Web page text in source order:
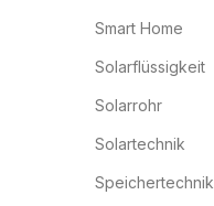
Smart Home
Solarflüssigkeit
Solarrohr
Solartechnik
Speichertechnik